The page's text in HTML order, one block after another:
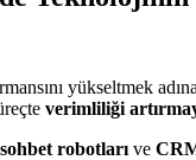
yükseltmek
verimliliği
robotları ve